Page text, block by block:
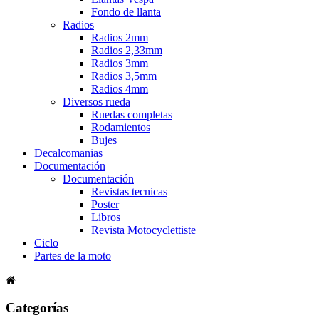
Fondo de llanta
Radios
Radios 2mm
Radios 2,33mm
Radios 3mm
Radios 3,5mm
Radios 4mm
Diversos rueda
Ruedas completas
Rodamientos
Bujes
Decalcomanias
Documentación
Documentación
Revistas tecnicas
Poster
Libros
Revista Motocyclettiste
Ciclo
Partes de la moto
Categorías